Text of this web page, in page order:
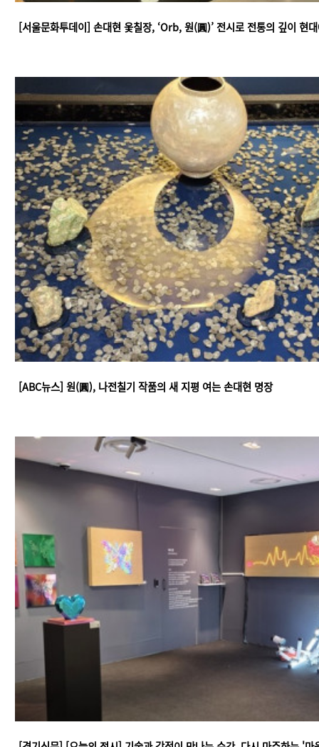
[서울문화투데이] 손대현 옻칠장, ‘Orb, 원(圓)’ 전시로 전통의 깊이 현
[ABC뉴스] 원(圓), 나전칠기 작품의 새 지평 여는 손대현 명장